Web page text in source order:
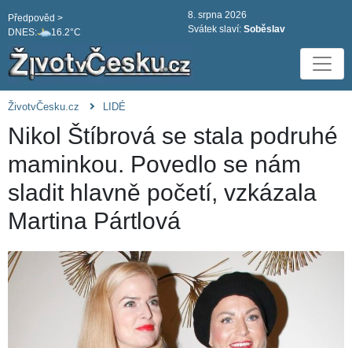
DNES: 16.2°C
Předpověd >
8. srpna 2026
Svátek slaví: Soběslav
ŽivotvČesku.cz LIDÉ
Nikol Štíbrová se stala podruhé
maminkou. Povedlo se nám
sladit hlavně početí, vzkázala
Martina Pártlová